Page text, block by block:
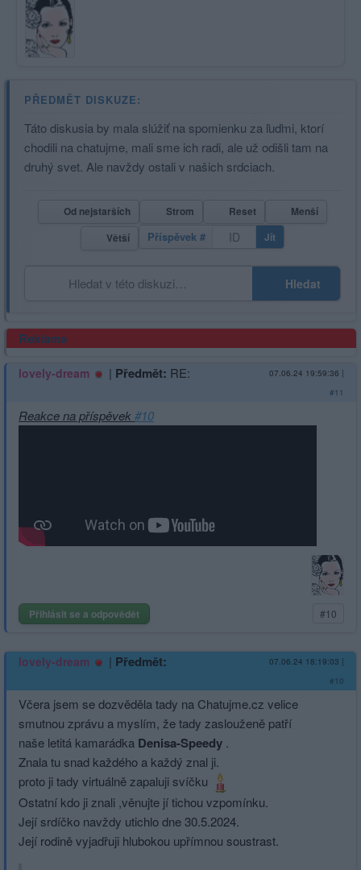
PŘEDMĚT DISKUZE:
Táto diskusia by mala slúžiť na spomienku za ľuďmi, ktorí
chodili na chatujme, mali sme ich radi, ale už odišli tam na
druhý svet. Ale navždy ostali v našich srdciach.
Od nejstarších Strom Reset
Menší
Větší
Příspěvek # Jít
Hledat
Reklama
lovely-dream | Předmět: RE: 07.06.24 19:59:36 |
#11
Reakce na příspěvek#10
Přihlásit se a odpovědět #10
lovely-dream | Předmět: 07.06.24 18:19:03 |
#10
Včera jsem se dozvěděla tady na Chatujme.cz velice
smutnou zprávu a myslím, že tady zaslouženě patří
naše letitá kamarádka Denisa-Speedy .
Znala tu snad každého a každý znal ji.
proto ji tady virtuálně zapaluji svíčku
Ostatní kdo ji znali ,věnujte jí tichou vzpomínku.
Její srdíčko navždy utichlo dne 30.5.2024.
Její rodině vyjadřuji hlubokou upřímnou soustrast.